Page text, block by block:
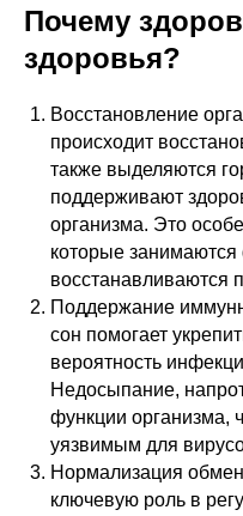
Почему
здоровья?
Восстановление
происходит
также выделяются
поддерживают
организма. Это
которые занимаются
восстанавливаются
Поддержание
сон помогает
вероятность
Недосыпание,
функции организма,
уязвимым для
Нормализация
ключевую роль в